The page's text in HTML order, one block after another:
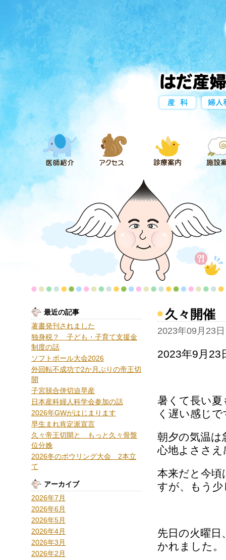
最近の記事
著書発刊されました
独身税？ 子ども・子育て支援金
制度の話
ソフトボール大会2026
外回転不成功で2か月ぶりの帝王切
開
子宮脱合併切迫早産
日本産科婦人科学会参加の話
2026年GWがはじまります
早生まれ肯定派宣言
久々帝王切開と もっと久々骨盤
位分娩
2026冬のボウリング大会 2本立
て
アーカイブ
2026年7月
2026年6月
2026年5月
2026年4月
2026年3月
2026年2月
久々開催
2023年09月23
2023年9月
暑くて長い
く遅い感じで
朝夕の気温
心地よささ
本来だと今頃
すが、もう
先日の火曜日
かれました。